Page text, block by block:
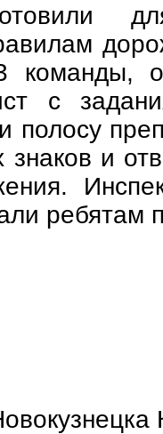
команды,
с
полосу
и
ребятам